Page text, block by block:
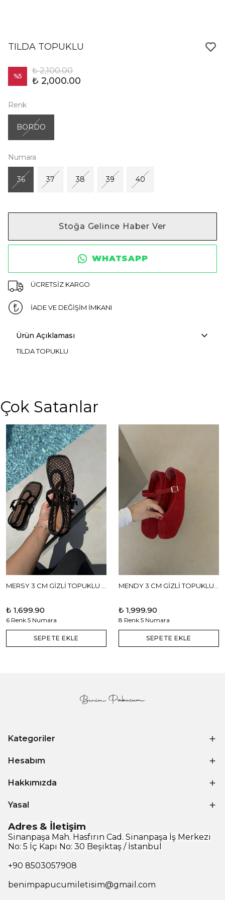
TILDA TOPUKLU
%5
₺ 2,100.00
₺ 2,000.00
Renk
BORDO
Numara
36 37 38 39 40
Stoğa Gelince Haber Ver
WHATSAPP
ÜCRETSİZ KARGO
İADE VE DEĞİŞİM İMKANI
Ürün Açıklaması
TILDA TOPUKLU
Çok Satanlar
₺ 1,699.90
6 Renk 5 Numara
SEPETE EKLE
₺ 1,999.90
8 Renk 5 Numara
SEPETE EKLE
Kategoriler
Hesabım
Hakkımızda
Yasal
Adres & İletişim
Sinanpaşa Mah. Hasfırın Cad. Sinanpaşa İş Merkezi
No: 5 İç Kapı No: 30 Beşiktaş / İstanbul
+90 8503057908
benimpapucumiletisim@gmail.com